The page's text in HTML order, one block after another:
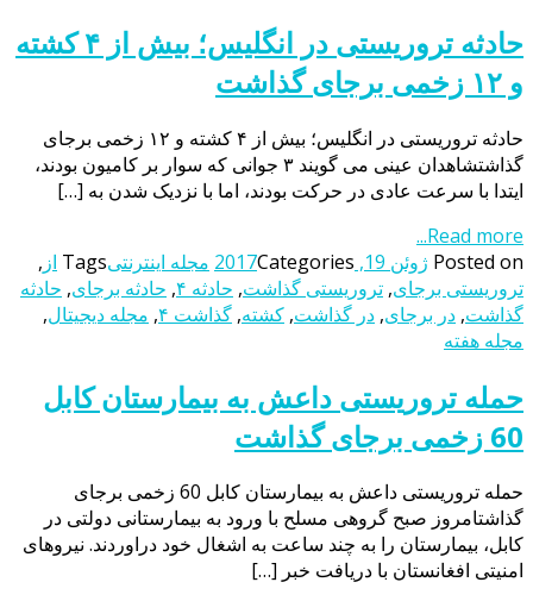
حادثه تروریستی در انگلیس؛ بیش از ۴ کشته
و ۱۲ زخمی برجای گذاشت
حادثه تروریستی در انگلیس؛ بیش از ۴ کشته و ۱۲ زخمی برجای
گذاشتشاهدان عینی می گویند ۳ جوانی که سوار بر کامیون بودند،
ایتدا با سرعت عادی در حرکت بودند، اما با نزدیک شدن به […]
Read more...
Posted on ژوئن 19, 2017 Categories مجله اینترنتیTags از ,
تروریستی برجای, تروریستی گذاشت, حادثه ۴ , حادثه برجای, حادثه
گذاشت, در برجای, در گذاشت, کشته, گذاشت ۴ , مجله دیجیتال,
مجله هفته
حمله تروریستی داعش به بیمارستان کابل
60 زخمی برجای گذاشت
حمله تروریستی داعش به بیمارستان کابل 60 زخمی برجای
گذاشتامروز صبح گروهی مسلح با ورود به بیمارستانی دولتی در
کابل، بیمارستان را به چند ساعت به اشغال خود دراوردند. نیروهای
امنیتی افغانستان با دریافت خبر […]